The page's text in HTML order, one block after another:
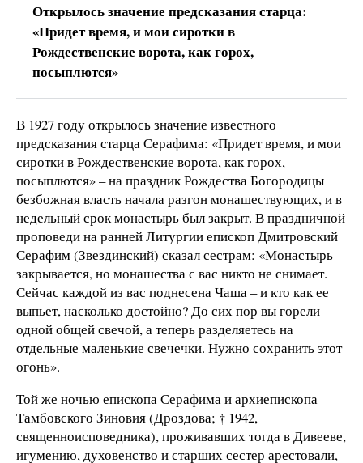
Открылось значение предсказания старца:
«Придет время, и мои сиротки в
Рождественские ворота, как горох,
посыплются»
В 1927 году открылось значение известного
предсказания старца Серафима: «Придет время, и мои
сиротки в Рождественские ворота, как горох,
посыплются» – на праздник Рождества Богородицы
безбожная власть начала разгон монашествующих, и в
недельный срок монастырь был закрыт. В праздничной
проповеди на ранней Литургии епископ Дмитровский
Серафим (Звездинский) сказал сестрам: «Монастырь
закрывается, но монашества с вас никто не снимает.
Сейчас каждой из вас поднесена Чаша – и кто как ее
выпьет, насколько достойно? До сих пор вы горели
одной общей свечой, а теперь разделяетесь на
отдельные маленькие свечечки. Нужно сохранить этот
огонь».
Той же ночью епископа Серафима и архиепископа
Тамбовского Зиновия (Дроздова; † 1942,
священноисповедника), проживавших тогда в Дивееве,
игумению, духовенство и старших сестер арестовали,